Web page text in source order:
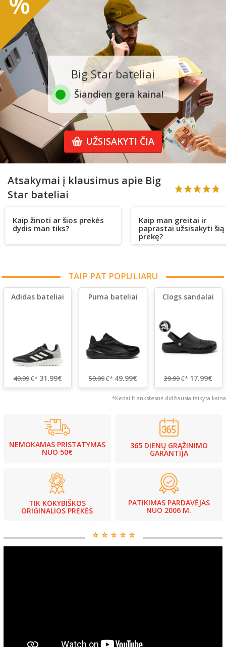
Big Star bateliai
Šiandien gera kaina!
UŽSISAKYTI ČIA
Atsakymai į klausimus apie Big
Star bateliai
Kaip žinoti ar šios prekės
dydis man tiks?
Kaip man greitai ir
paprastai užsisakyti šią
prekę?
TAIP PAT POPULIARU
Adidas bateliai
49.99€* 31.99€
Puma bateliai
59.99€* 49.99€
Clogs sandalai
29.99€* 17.99€
*Kedai.lt ankstesnė didžiausia taikyta kaina
NEMOKAMAS PRISTATYMAS
NUO 50€
365 DIENŲ GRĄŽINIMO
GARANTIJA
TIK KOKYBIŠKOS
ORIGINALIOS PREKĖS
PATIKIMAS PARDAVĖJAS
NUO 2006 M.
⭐️ ⭐️ ⭐️ ⭐️ ⭐️